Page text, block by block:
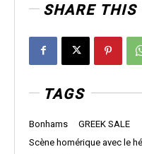
SHARE THIS
TAGS
Bonhams
GREEK SALE
Scène homérique avec le